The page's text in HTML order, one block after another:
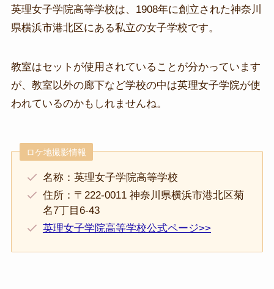
英理女子学院高等学校は、1908年に創立された神奈川
県横浜市港北区にある私立の女子学校です。
教室はセットが使用されていることが分かっています
が、教室以外の廊下など学校の中は英理女子学院が使
われているのかもしれませんね。
ロケ地撮影情報
名称：英理女子学院高等学校
住所：〒222-0011 神奈川県横浜市港北区菊
名7丁目6-43
英理女子学院高等学校公式ページ>>